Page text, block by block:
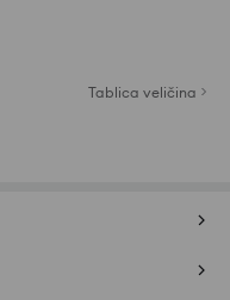
Tablica veličina